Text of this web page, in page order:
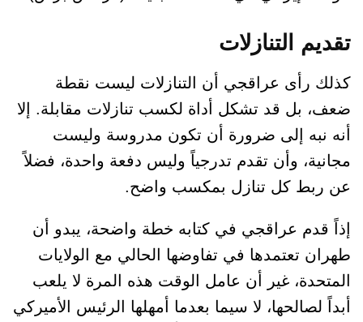
تقديم التنازلات
كذلك رأى عراقجي أن التنازلات ليست نقطة
ضعف، بل قد تشكل أداة لكسب تنازلات مقابلة. إلا
أنه نبه إلى ضرورة أن تكون مدروسة وليست
مجانية، وأن تقدم تدرجياً وليس دفعة واحدة، فضلاً
عن ربط كل تنازل بمكسب واضح.
إذاً قدم عراقجي في كتابه خطة واضحة، يبدو أن
طهران تعتمدها في تفاوضها الحالي مع الولايات
المتحدة، غير أن عامل الوقت هذه المرة لا يلعب
أبداً لصالحها، لا سيما بعدما أمهلها الرئيس الأميركي